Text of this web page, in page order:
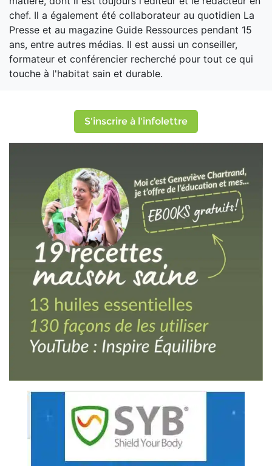
chef. Il a également été collaborateur au quotidien La
Presse et au magazine Guide Ressources pendant 15
ans, entre autres médias. Il est aussi un conseiller,
formateur et conférencier recherché pour tout ce qui
touche à l'habitat sain et durable.
S'inscrire à l'infolettre